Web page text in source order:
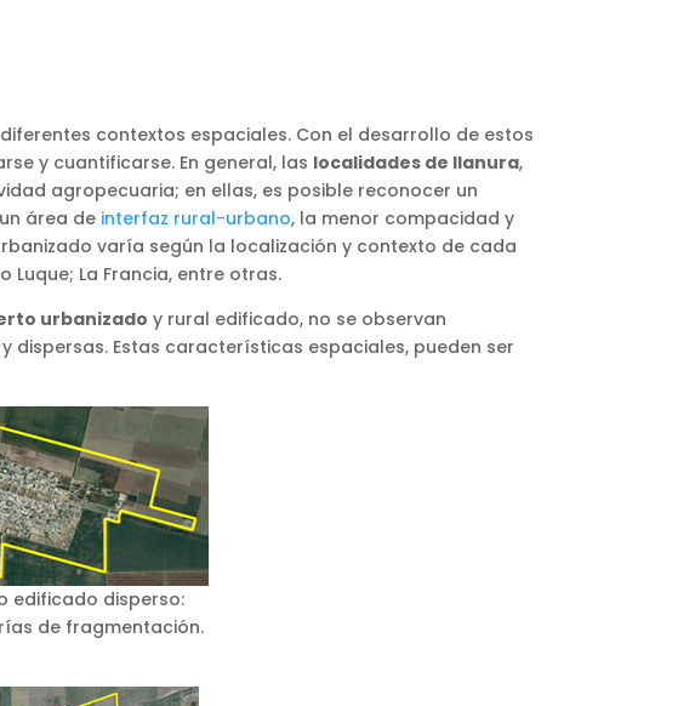
contextos espaciales. Con el desarrollo de estos
y cuantificarse. En general, las localidades de llanura,
agropecuaria; en ellas, es posible reconocer un
área de interfaz rural-urbano, la menor compacidad y
varía según la localización y contexto de cada
La Francia, entre otras.
urbanizado y rural edificado, no se observan
Estas características espaciales, pueden ser
edificado disperso:
de fragmentación.